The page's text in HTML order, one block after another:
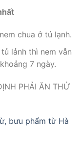
chua ở tủ lạnh.
lảnh thì nem vẫn
7 ngày.
bưu phẩm từ Hà